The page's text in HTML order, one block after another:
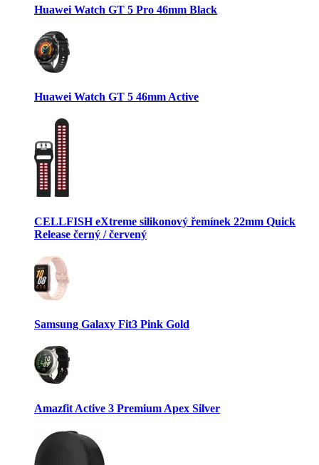
Huawei Watch GT 5 Pro 46mm Black
Huawei Watch GT 5 46mm Active
CELLFISH eXtreme silikonový řemínek 22mm Quick
Release černý / červený
Samsung Galaxy Fit3 Pink Gold
Amazfit Active 3 Premium Apex Silver